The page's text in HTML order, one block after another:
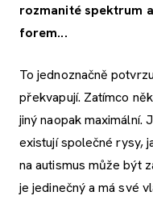
rozmanité spektrum
forem...
To jednoznačně
překvapují. Zatímco
jiný naopak maximální.
existují společné rysy,
na autismus může být
je jedinečný a má své